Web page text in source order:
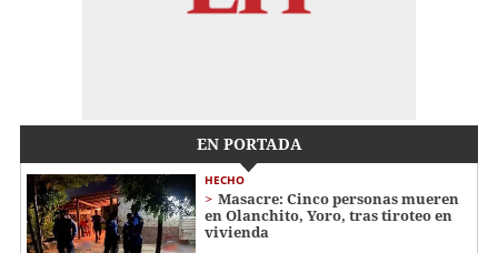
EN PORTADA
HECHO
Masacre: Cinco personas mueren
en Olanchito, Yoro, tras tiroteo en
vivienda